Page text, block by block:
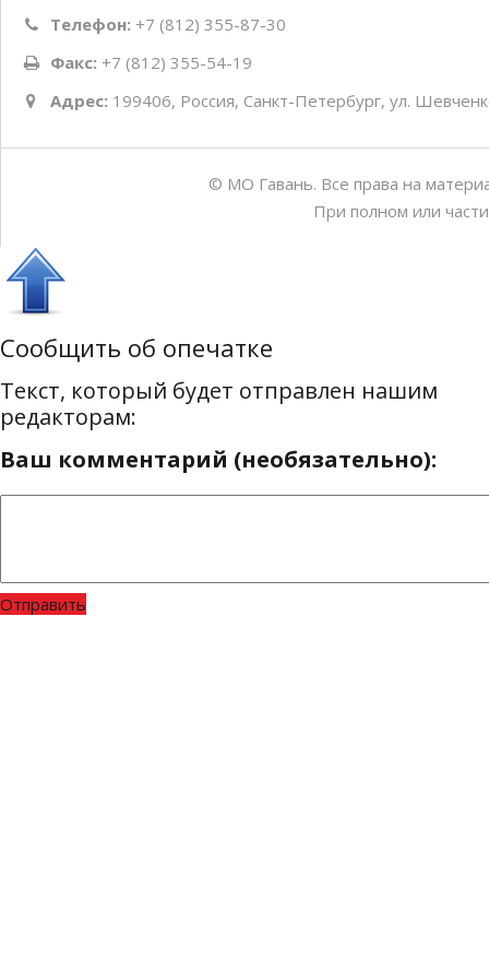
Телефон: +7 (812) 355-87-30
Факс: +7 (812) 355-54-19
Адрес: 199406, Россия, Санкт-Петербург, ул.
© МО Гавань. Все права на
При полном или
Сообщить об опечатке
Текст, который будет отправлен нашим
редакторам:
Ваш комментарий (необязательно):
Отправить